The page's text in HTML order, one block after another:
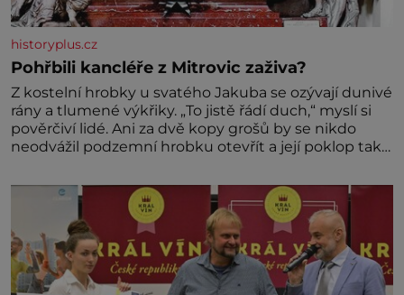
historyplus.cz
Pohřbili kancléře z Mitrovic zaživa?
Z kostelní hrobky u svatého Jakuba se ozývají dunivé
rány a tlumené výkřiky. „To jistě řádí duch,“ myslí si
pověrčiví lidé. Ani za dvě kopy grošů by se nikdo
neodvážil podzemní hrobku otevřít a její poklop tak
divné burácení skutečně ustane. Když o mnoho let
později hrobku